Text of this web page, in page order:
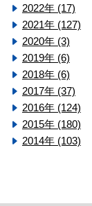
2022年 (17)
2021年 (127)
2020年 (3)
2019年 (6)
2018年 (6)
2017年 (37)
2016年 (124)
2015年 (180)
2014年 (103)